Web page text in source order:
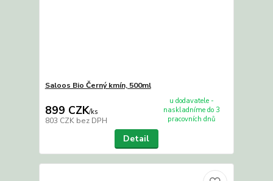
Saloos Bio Černý kmín, 500ml
899 CZK/ks
803 CZK bez DPH
u dodavatele -
naskladníme do 3
pracovních dnů
Detail